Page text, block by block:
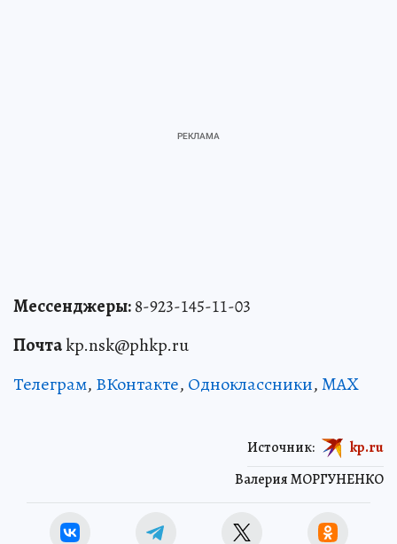
Мессенджеры:8-923-145-11-03
Почтаkp.nsk@phkp.ru
Телеграм, ВКонтакте, Одноклассники,MAX
Валерия МОРГУНЕНКО
Источник: kp.ru